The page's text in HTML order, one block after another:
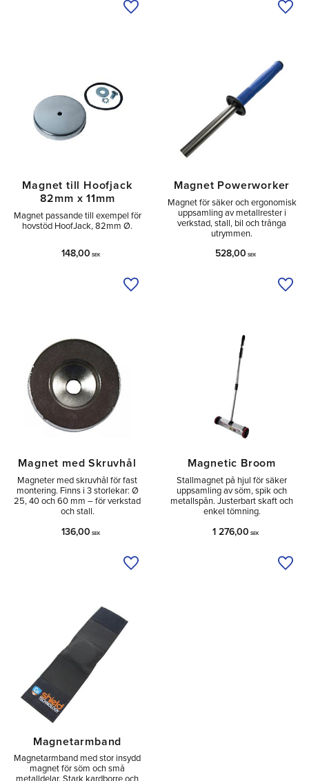
Lägg till i önskelista
Magnet till Hoofjack
82mm x 11mm
Magnet passande till exempel för
hovstöd HoofJack, 82mm Ø.
148,00 SEK
Lägg till i önskelista
Magnet Powerworker
Magnet för säker och ergonomisk
uppsamling av metallrester i
verkstad, stall, bil och trånga
utrymmen.
528,00 SEK
Magnet med Skruvhål
Magneter med skruvhål för fast
montering. Finns i 3 storlekar: Ø
25, 40 och 60 mm – för verkstad
och stall.
136,00 SEK
Lägg till i önskelista
Magnetic Broom
Stallmagnet på hjul för säker
uppsamling av söm, spik och
metallspån. Justerbart skaft och
enkel tömning.
1 276,00 SEK
Magnetarmband
Magnetarmband med stor insydd
magnet för söm och små